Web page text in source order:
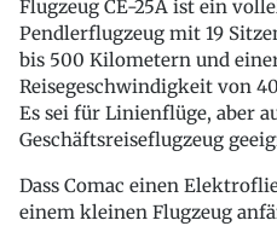
Flugzeug CE-25A ist ein
Pendlerflugzeug mit 19
bis 500 Kilometern und
Reisegeschwindigkeit von
Es sei für Linienflüge, aber
Geschäftsreiseflugzeug
Dass Comac einen
einem kleinen Flugzeug